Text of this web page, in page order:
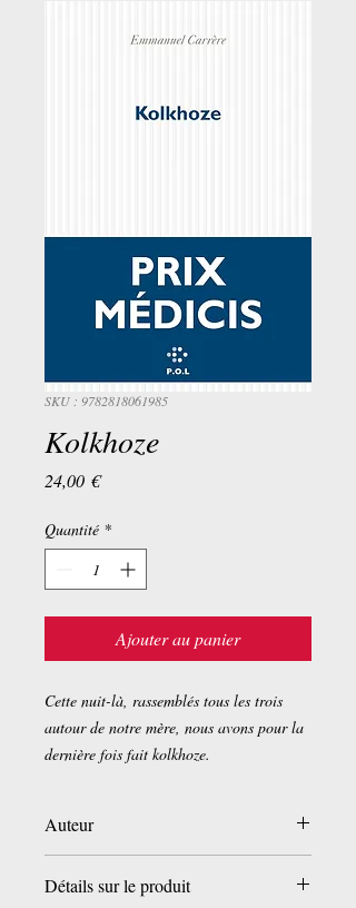
SKU : 9782818061985
Kolkhoze
24,00 €Prix
Quantité *
Ajouter au panier
Cette nuit-là, rassemblés tous les trois
autour de notre mère, nous avons pour la
dernière fois fait kolkhoze.
Auteur
Détails sur le produit